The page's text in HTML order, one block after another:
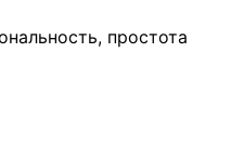
простота